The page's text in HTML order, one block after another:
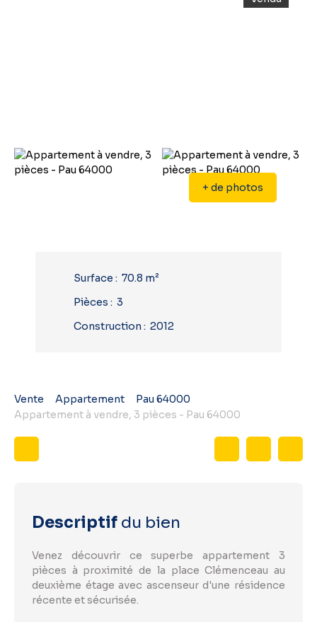
+ de photos
Surface : 70.8 m²
Pièces : 3
Construction : 2012
Vente Appartement
Pau 64000
Appartement à vendre, 3 pièces - Pau 64000
Descriptif du bien
Venez découvrir ce superbe appartement 3
pièces à proximité de la place Clémenceau au
deuxième étage avec ascenseur d'une résidence
récente et sécurisée.